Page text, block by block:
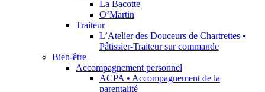
La Bacotte
O’Martin
Traiteur
L’Atelier des Douceurs de Chartrettes •
Pâtissier-Traiteur sur commande
Bien-être
Accompagnement personnel
ACPA • Accompagnement de la
parentalité